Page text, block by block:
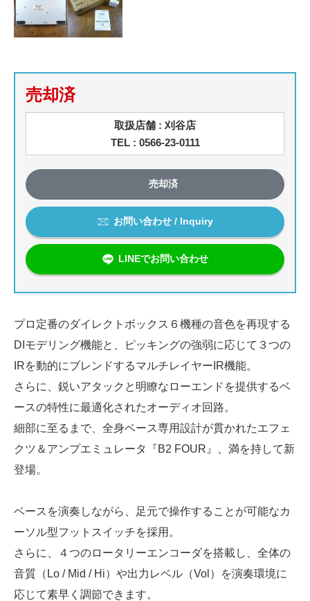
売却済
取扱店舗 : 刈谷店
TEL : 0566-23-0111
売却済
お問い合わせ / Inquiry
LINEでお問い合わせ
プロ定番のダイレクトボックス６機種の音色を再現する
DIモデリング機能と、ピッキングの強弱に応じて３つの
IRを動的にブレンドするマルチレイヤーIR機能。
さらに、鋭いアタックと明瞭なローエンドを提供するベ
ースの特性に最適化されたオーディオ回路。
細部に至るまで、全身ベース専用設計が貫かれたエフェ
クツ＆アンプエミュレータ『B2 FOUR』、満を持して新
登場。
ベースを演奏しながら、足元で操作することが可能なカ
ーソル型フットスイッチを採用。
さらに、４つのロータリーエンコーダを搭載し、全体の
音質（Lo / Mid / Hi）や出力レベル（Vol）を演奏環境に
応じて素早く調節できます。